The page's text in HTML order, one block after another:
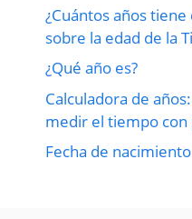
¿Cuántos años
sobre la edad de la
¿Qué año es?
Calculadora de
medir el tiempo con
Fecha de